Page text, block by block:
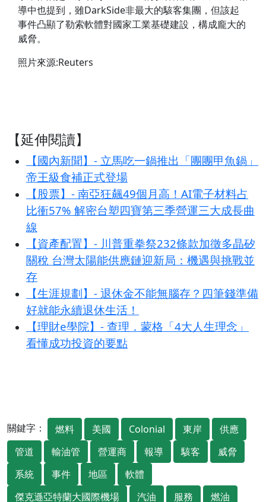
導中也提到，雖DarkSide非最大的駭客集團，但該起
事件凸顯了勒索軟體對國家工業基礎建設，構成龐大的
威脅。
照片來源:Reuters
【延伸閱讀】
【國內新聞】- 立馬吃一鍋推出「團團甲魚鍋」
帝王級食補正式登場
【股票】- 南亞狂飆49個月高！AI電子材料占
比衝57% 解密台塑四寶第三季營運三大成長曲
線
【資產配置】- 川普重拳祭232條款加徵多晶矽
關稅 台灣太陽能供應鏈迎新局：機遇與挑戰並
存
【生涯規劃】- 退休金不能無腦存？四筆錢準備
好就能永續退休生活！
【理財e學院】- 查理．蒙格「4大人生理念」
看懂成功投資的要點
關鍵字： 燃料 美國 Colonial 東岸
供應
管道
輸油管 營運商 報導 駭客
威脅
系統
事件 地區
軟體
傑克遜亞特蘭大國際機場
汽油 服務
燃油